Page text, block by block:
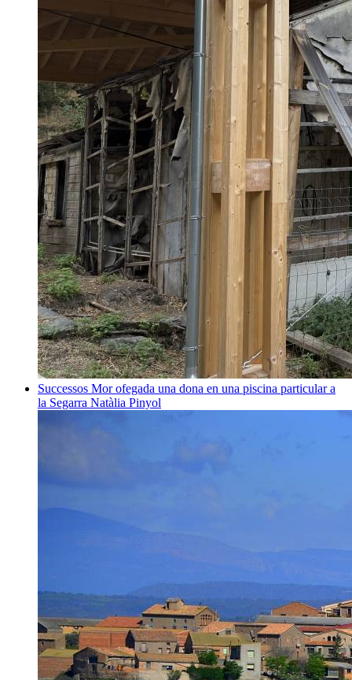
Successos Mor ofegada una dona en una piscina particular a
la Segarra Natàlia Pinyol